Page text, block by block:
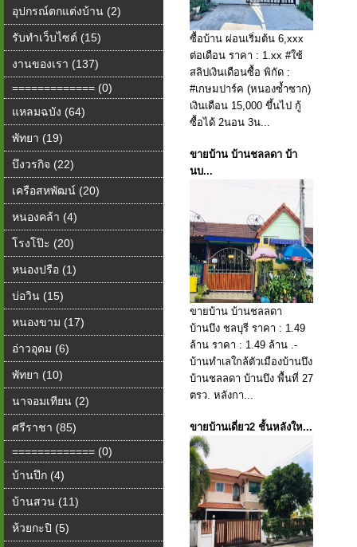
อุปกรณ์ตกแต่งบ้าน (2)
รับทำเว็บไซต์ (15)
งานของเรา (137)
============= (0)
แหลมฉบัง (64)
พัทยา (19)
บึงวรกิจ (22)
เครือสหพัฒน์ (20)
หนองคล้า (4)
โรงโป๊ะ (20)
หนองปรือ (1)
บ่อวิน (15)
หนองขาม (17)
อ่าวอุดม (6)
พัทยา (10)
นาจอมเทียน (2)
ศรีราชา (85)
============= (0)
บ้านปึก (4)
บ้านสวน (11)
ห้วยกะปิ (5)
ซื้อบ้าน ผ่อนเริ่มต้น 6,xxx
ต่อเดือน ราคา : 1.xx #ใช้
สลิปเงินเดือนซื้อ พิกัด :
#เกษมปาร์ค (หนองซ้ำซาก)
เงินเดือน 15,000 ขึ้นไป กู้
ซื้อได้ 2นอน 3น...
ขายบ้าน บ้าน​ชลลดา​ บ้า
นบ...
ขายบ้าน บ้าน​ชลลดา​
บ้านบึง ชลบุรี ราคา : 1.49
ล้าน ราคา : 1.49 ล้าน .-
บ้านทำเลใกล้ตัวเมืองบ้านบึง
บ้าน​ชลลดา​ บ้านบึง พื้นที่ 27
ตรว. หลังกา...
ขายบ้านเดี่ยว2 ชั้นหลังให...